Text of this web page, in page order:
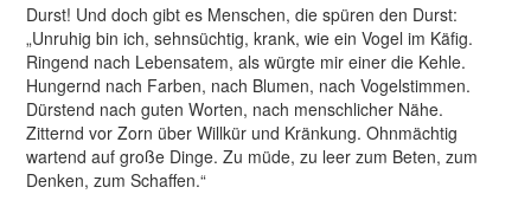
Durst! Und doch gibt es Menschen, die spüren den Durst:
„Unruhig bin ich, sehnsüchtig, krank, wie ein Vogel im Käﬁg.
Ringend nach Lebensatem, als würgte mir einer die Kehle.
Hungernd nach Farben, nach Blumen, nach Vogelstimmen.
Dürstend nach guten Worten, nach menschlicher Nähe.
Zitternd vor Zorn über Willkür und Kränkung. Ohnmächtig
wartend auf große Dinge. Zu müde, zu leer zum Beten, zum
Denken, zum Schaﬀen.“